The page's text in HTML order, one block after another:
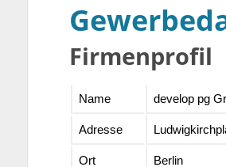
Firmenprofil
Name develop pg
Adresse
Ort Berlin